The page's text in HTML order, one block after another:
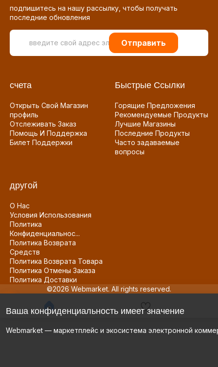
подпишитесь на нашу рассылку, чтобы получать
последние обновления
Отправить
счета
Открыть Свой Магазин
профиль
Отслеживать Заказ
Помощь И Поддержка
Билет Поддержки
Быстрые Ссылки
Горящие Предложения
Рекомендуемые Продукты
Лучшие Магазины
Последние Продукты
Часто задаваемые
вопросы
другой
О Нас
Условия Использования
Политика
Конфиденциальнос...
Политика Возврата
Средств
Политика Возврата Товара
Политика Отмены Заказа
Политика Доставки
©2026 Webmarket. All rights reserved.
Ваша конфиденциальность имеет значение
Webmarket — маркетплейс и экосистема электронной